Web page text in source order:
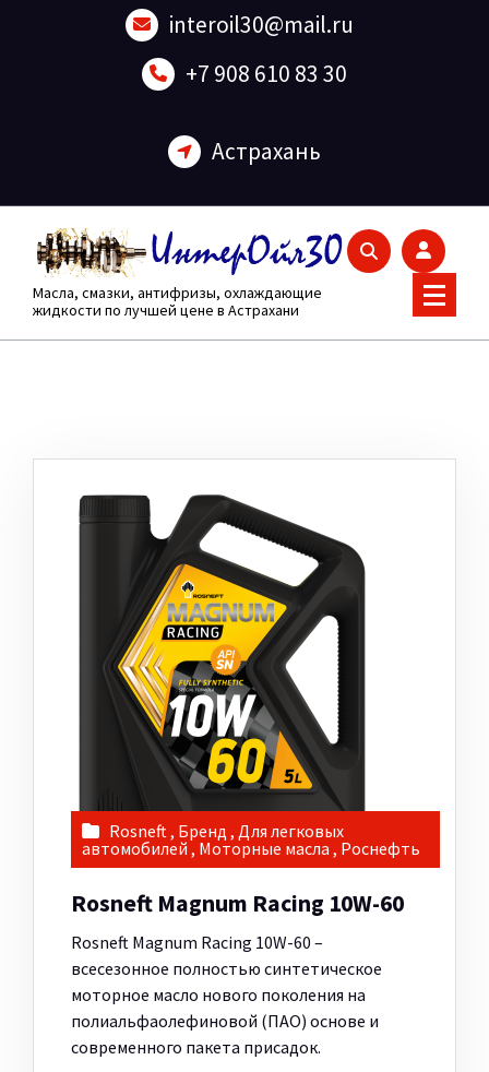
interoil30@mail.ru
+7 908 610 83 30
Астрахань
Масла, смазки, антифризы, охлаждающие
жидкости по лучшей цене в Астрахани
Rosneft, Бренд , Для легковых
автомобилей , Моторные масла , Роснефть
Rosneft Magnum Racing 10W-60
Rosneft Magnum Racing 10W-60 –
всесезонное полностью синтетическое
моторное масло нового поколения на
полиальфаолефиновой (ПАО) основе и
современного пакета присадок.